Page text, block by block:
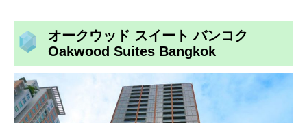
オークウッド スイート バンコク
Oakwood Suites Bangkok